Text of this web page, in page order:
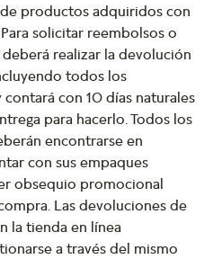
productos adquiridos con
solicitar reembolsos o
realizar la devolución
todos los
con 10 días naturales
para hacerlo. Todos los
encontrarse en
con sus empaques
obsequio promocional
Las devoluciones de
la tienda en línea
a través del mismo